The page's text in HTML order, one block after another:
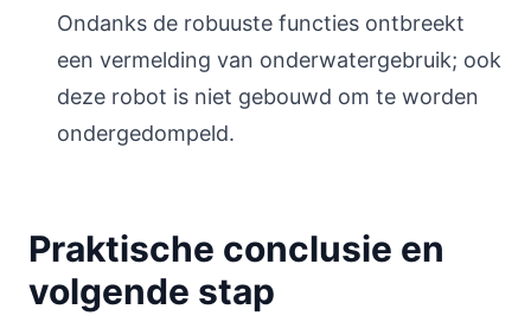
Ondanks de robuuste functies ontbreekt
een vermelding van onderwatergebruik; ook
deze robot is niet gebouwd om te worden
ondergedompeld.
Praktische conclusie en
volgende stap